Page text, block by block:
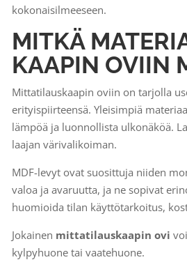
kokonaisilmeeseen.
MITKÄ
KAAPIN OVIIN
Mittatilauskaapin oviin on tarjolla
erityispiirteensä. Yleisimpiä
lämpöä ja luonnollista ulkonäköä.
laajan värivalikoiman.
MDF-levyt ovat suosittuja niiden
valoa ja avaruutta, ja ne sopivat
huomioida tilan käyttötarkoitus,
Jokainen mittatilauskaapin ovi
kylpyhuone tai vaatehuone.